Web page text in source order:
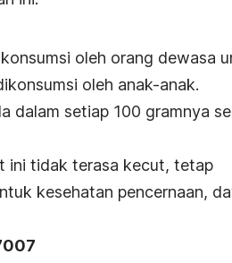
oleh orang dewasa
oleh anak-anak.
dalam setiap 100 gramnya
ini tidak terasa kecut, tetap
kesehatan pencernaan,